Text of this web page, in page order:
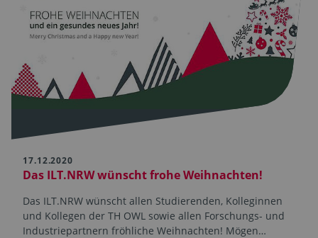
17.12.2020
Das ILT.NRW wünscht frohe Weihnachten!
Das ILT.NRW wünscht allen Studierenden, Kolleginnen
und Kollegen der TH OWL sowie allen Forschungs- und
Industriepartnern fröhliche Weihnachten! Mögen…